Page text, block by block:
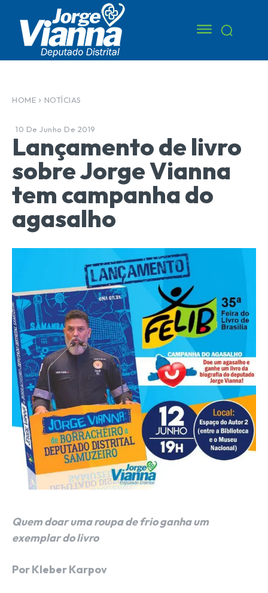
HOME NOTÍCIAS
10 De Junho De 2019
Lançamento de livro
sobre Jorge Vianna
tem campanha do
agasalho
Quem doar uma roupa de frio ganha um
exemplar do livro
Por Kleber Karpov